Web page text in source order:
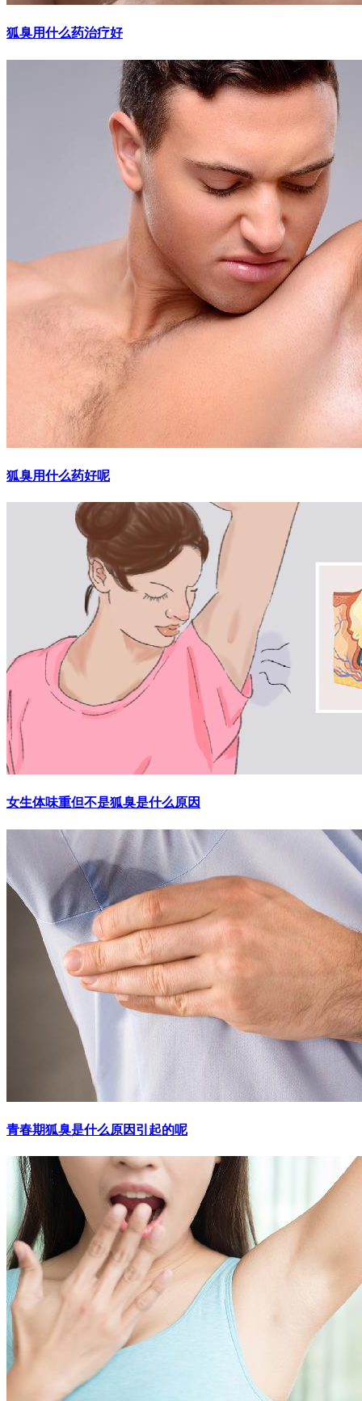
狐臭用什么药治疗好
狐臭用什么药好呢
女生体味重但不是狐臭是什么原因
青春期狐臭是什么原因引起的呢